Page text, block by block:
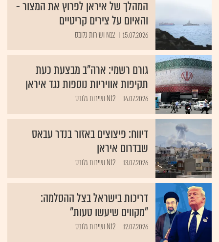
המהלך של איראן לפרוץ את המצור -
והאיום על צירים קריטיים
15.07.2026 N12 ושירות גלובס
גורם רשמי: ארה"ב מבצעת כעת
תקיפות אוויריות נוספות נגד איראן
14.07.2026 N12 ושירות גלובס
דיווח: פיצוצים באזור בנדר עבאס
שבדרום איראן
13.07.2026 N12 ושירות גלובס
דריכות בישראל בצל ההסלמה:
"מקווים שיעשו טעות"
12.07.2026 N12 ושירות גלובס